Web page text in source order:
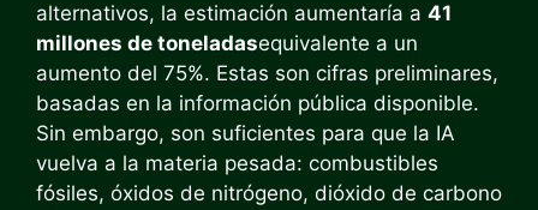
alternativos, la estimación aumentaría a 41
millones de toneladasequivalente a un
aumento del 75%. Estas son cifras preliminares,
basadas en la información pública disponible.
Sin embargo, son suficientes para que la IA
vuelva a la materia pesada: combustibles
fósiles, óxidos de nitrógeno, dióxido de carbono